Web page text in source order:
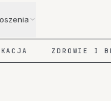
ZDROWIE I